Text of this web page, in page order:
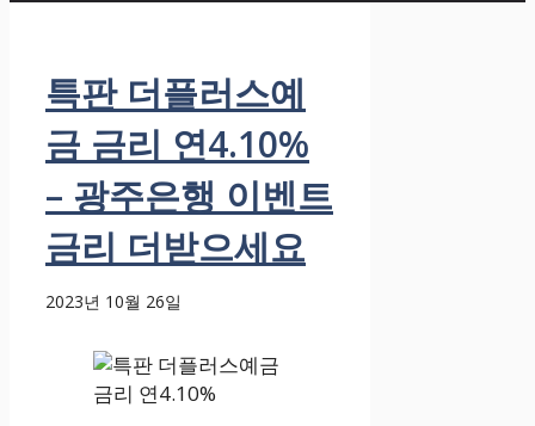
특판 더플러스예
금 금리 연4.10%
– 광주은행 이벤트
금리 더받으세요
2023년 10월 26일